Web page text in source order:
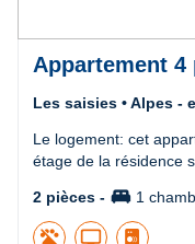
Appartement 4
Les saisies • Alpes -
Le logement: cet
étage de la résidence
2 pièces - king_bed 1
tv